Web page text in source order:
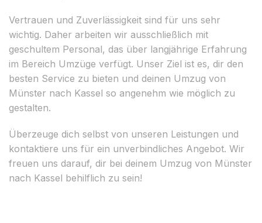
Vertrauen und Zuverlässigkeit sind für uns sehr
wichtig. Daher arbeiten wir ausschließlich mit
geschultem Personal, das über langjährige Erfahrung
im Bereich Umzüge verfügt. Unser Ziel ist es, dir den
besten Service zu bieten und deinen Umzug von
Münster nach Kassel so angenehm wie möglich zu
gestalten.
Überzeuge dich selbst von unseren Leistungen und
kontaktiere uns für ein unverbindliches Angebot. Wir
freuen uns darauf, dir bei deinem Umzug von Münster
nach Kassel behilflich zu sein!